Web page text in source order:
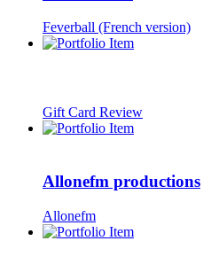
Feverball (French version)
Gift Card Review
Allonefm productions
Allonefm